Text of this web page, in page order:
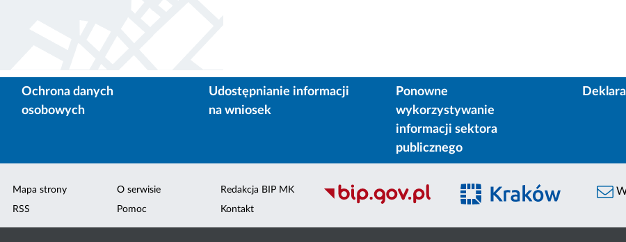
Ochrona danych
osobowych
Udostępnianie informacji
na wniosek
Ponowne
wykorzystywanie
informacji sektora
publicznego
Mapa strony
RSS
O serwisie
Pomoc
Redakcja BIP MK
Kontakt